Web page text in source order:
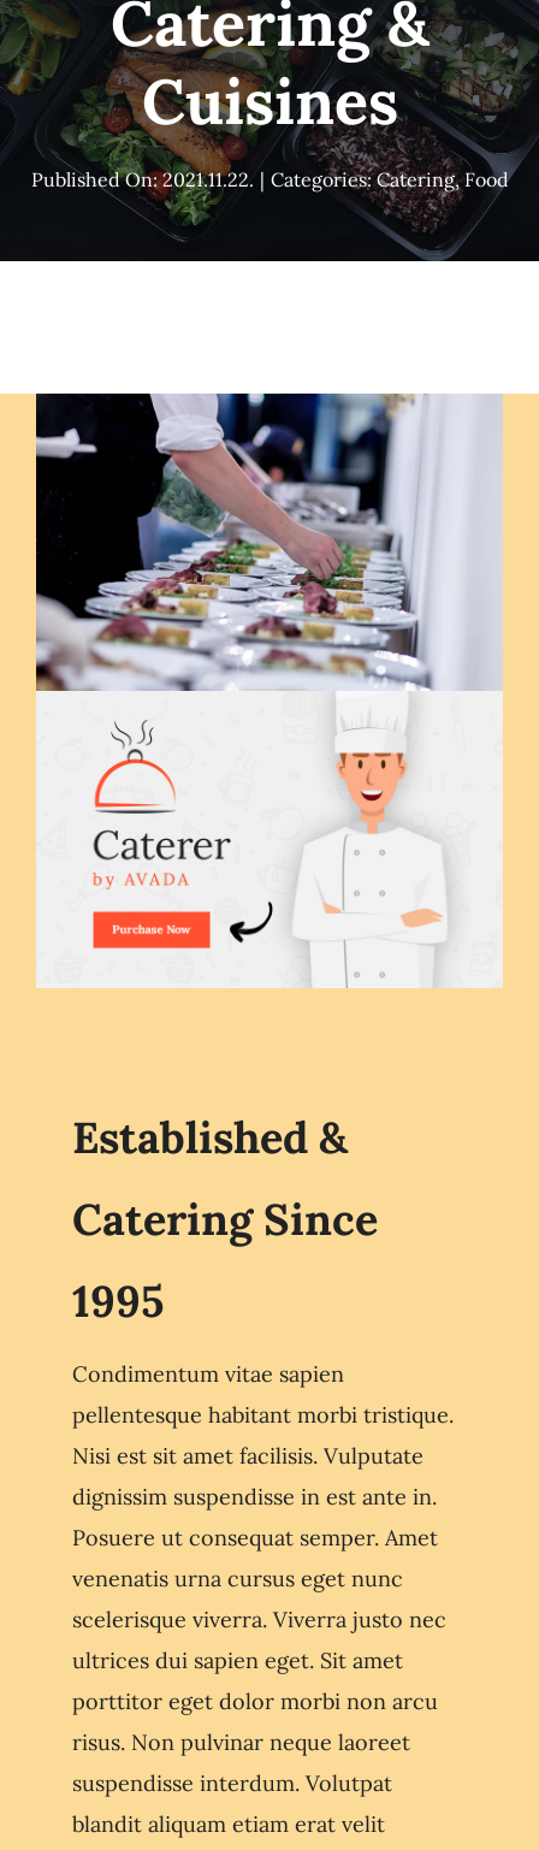
Szolgáltatások
Házak
Jurták
Sportolási lehetőségek
Catering &
Cuisines
Published On: 2021.11.22. | Categories:Catering,Food
Established &
Catering Since
1995
Condimentum vitae sapien
pellentesque habitant morbi tristique.
Nisi est sit amet facilisis. Vulputate
dignissim suspendisse in est ante in.
Posuere ut consequat semper. Amet
venenatis urna cursus eget nunc
scelerisque viverra. Viverra justo nec
ultrices dui sapien eget. Sit amet
porttitor eget dolor morbi non arcu
risus. Non pulvinar neque laoreet
suspendisse interdum. Volutpat
blandit aliquam etiam erat velit